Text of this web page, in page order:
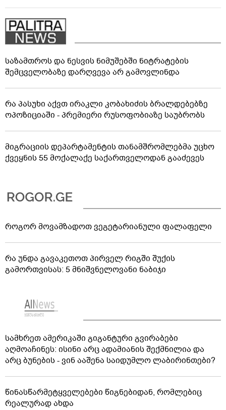
საზამთროს და ნესვის ნიმუშებში ნიტრატების
შემცველობაზე დარღვევა არ გამოვლინდა
რა პასუხი აქვთ ირაკლი კობახიძის ბრალდებებზე
ოპოზიციაში - პრემიერი რუსოფობიაზე საუბრობს
მიგრაციის დეპარტამენტის თანამშრომლებმა უცხო
ქვეყნის 55 მოქალაქე საქართველოდან გააძევეს
როგორ მოვამზადოთ ვეგეტარიანული ფალაფელი
რა უნდა გავაკეთოთ პირველ რიგში შუქის
გამორთვისას: 5 მნიშვნელოვანი ნაბიჯი
სამხრეთ ამერიკაში გიგანტური გვირაბები
აღმოაჩინეს: ისინი არც ადამიანის შექმნილია და
არც ბუნების - ვინ ააშენა საიდუმლო ლაბირინთები?
წინასწარმეტყველებები წიგნებიდან, რომლებიც
რეალურად ახდა